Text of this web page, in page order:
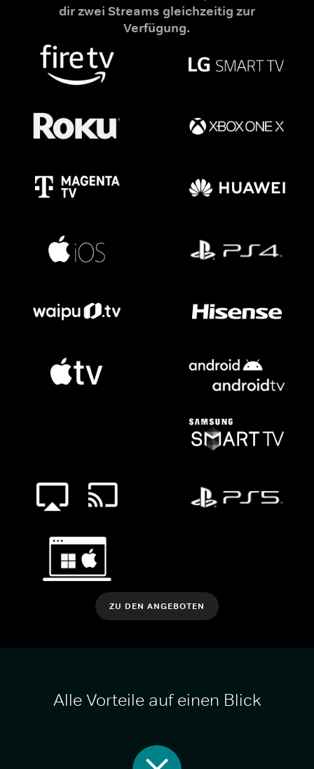
dir zwei Streams gleichzeitig zur
Verfügung.
ZU DEN ANGEBOTEN
Alle Vorteile auf einen Blick